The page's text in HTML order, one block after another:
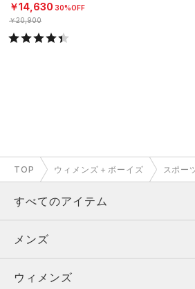
￥14,630 30%OFF
￥20,900
TOP ウィメンズ＋ボーイズ スポー
すべてのアイテム
メンズ
ウィメンズ
メンズ
トップス
ウィメンズ